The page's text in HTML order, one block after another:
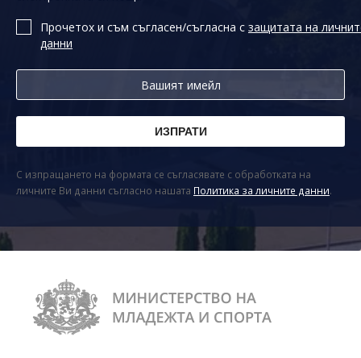
Прочетох и съм съгласен/съгласна с защитата на
данни
С изпращането на формата се съгласявате с обработката на
личните Ви данни съгласно нашата Политика за личните данни.